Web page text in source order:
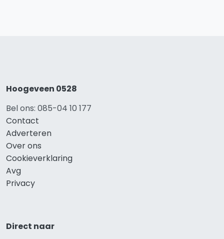
Hoogeveen 0528
Bel ons: 085-04 10 177
Contact
Adverteren
Over ons
Cookieverklaring
Avg
Privacy
Direct naar